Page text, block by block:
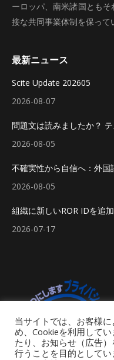
ーロッパ、南米諸国とも
接な共同事業体制を保って
最新ニュース
Scite Update 202605
2026-08-07
問題文は読みましたか？
2026-08-05
不確実性から自信へ：外
2026-08-05
組織に新しいROR IDを追
2026-07-17
当サイトでは、お客様
め、Cookieを利用して
たり、お知らせ（広告
行うことを目的としてい